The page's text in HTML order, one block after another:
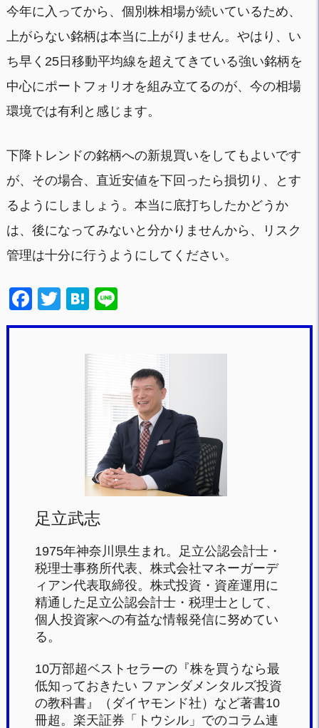
今年に入ってから、個別株相場が続いているため、
上がらない銘柄は本当に上がりません。やはり、い
ち早く25日移動平均線を超えてきている強い銘柄を
中心にポートフォリオを組み立てるのが、今の相場
環境では有利と感じます。
下降トレンドの銘柄への新規買いをしてもよいです
が、その場合、直近安値を下回ったら損切り、とす
るようにしましょう。本当に底打ちしたかどうか
は、後になってみないと分かりませんから、リスク
管理は十分に行うようにしてください。
F
a
T
wi
H
at
n
a
n
足立武志
1975年神奈川県生まれ。足立公認会計士・
税理士事務所代表、株式会社マネーガーデ
ィアン代表取締役。株式投資・資産運用に
精通した足立公認会計士・税理士として、
個人投資家への有益な情報発信に努めてい
る。
10万部超ベストセラーの『株を買うなら最
低知っておきたい ファンダメンタルズ投資
の教科書』（ダイヤモンド社）など著書10
冊超。楽天証券「トウシル」でのコラム連